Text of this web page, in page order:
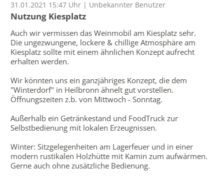
31.01.2021 15:47 Uhr | Unbekannter Benutzer
Nutzung Kiesplatz
Auch wir vermissen das Weinmobil am Kiesplatz sehr.
Die ungezwungene, lockere & chillige Atmosphäre am
Kiesplatz sollte mit einem ähnlichen Konzept aufrecht
erhalten werden.
Wir könnten uns ein ganzjähriges Konzept, die dem
"Winterdorf" in Heilbronn ähnelt gut vorstellen.
Öffnungszeiten z.b. von Mittwoch - Sonntag.
Außerhalb ein Getränkestand und FoodTruck zur
Selbstbedienung mit lokalen Erzeugnissen.
Winter: Sitzgelegenheiten am Lagerfeuer und in einer
modern rustikalen Holzhütte mit Kamin zum aufwärmen.
Gerne auch ohne zusätzliche Bedienung.